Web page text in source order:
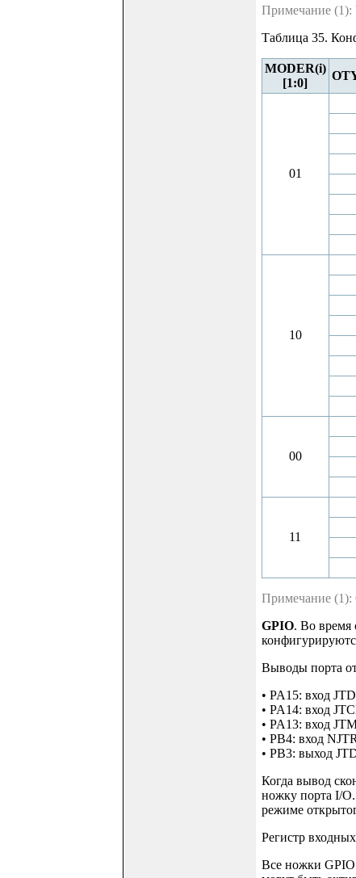
Примечание (1):
Таблица 35.
MODER(i)
[1:0]
01
10
00
11
Примечание (1):
GPIO. Во время
Выводы порта
• PA15: вход
• PA14: вход
• PA13: вход
• PB4: вход
• PB3: выход
Когда вывод
ножку порта I/
режиме
Регистр
Все ножки GPIO